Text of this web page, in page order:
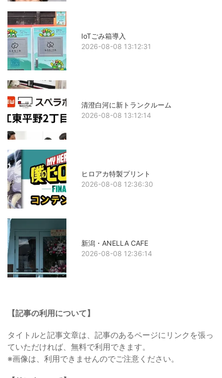
IoTごみ箱導入
2026-08-08 13:12:31
清澄白河に新トランクルーム
2026-08-08 13:12:14
ヒロアカ特製プリント
2026-08-08 12:36:30
新潟・ANELLA CAFE
2026-08-08 12:36:14
【記事の利用について】
タイトルと記事文章は、記事のあるページにリンクを張っ
ていただければ、無料で利用できます。
※画像は、利用できませんのでご注意ください。